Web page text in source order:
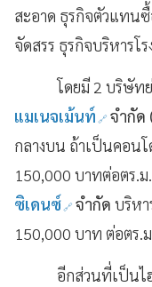
สะอาด ธุรกิจตัวแทน
จัดสรร ธุรกิจบริหารโ
โดยมี 2 บริษัท
แมเนจเม้นท์ จำกัด
กลางบน ถ้าเป็นคอน
150,000 บาทต่อตร.
ซิเดนซ์ จำกัด บริหา
150,000 บาท ต่อตร.
อีกส่วนที่เป็นไ